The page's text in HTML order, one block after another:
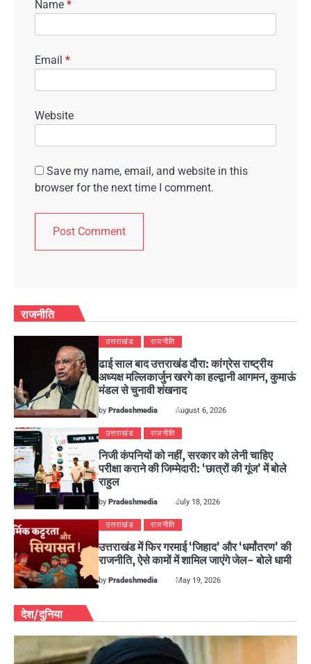
Name *
Email *
Website
Save my name, email, and website in this
browser for the next time I comment.
राजनीति
उत्तराखंड राजनीति
ढाई साल बाद उत्तराखंड दौरा: कांग्रेस राष्ट्रीय
अध्यक्ष मल्लिकार्जुन खरगे का हल्द्वानी आगमन, कुमाऊं
मंडल से चुनावी शंखनाद
byPradeshmedia August 6, 2026
उत्तराखंड राजनीति
निजी कंपनियों को नहीं, सरकार को लेनी चाहिए
परीक्षा कराने की जिम्मेदारी: ‘छात्रों की गूंज’ में बोले
राहुल
byPradeshmedia July 18, 2026
उत्तराखंड राजनीति
उत्तराखंड में फिर गरमाई ‘जिहाद’ और ‘धर्मांतरण’ की
राजनीति, ऐसे कामों में शामिल जाएंगे जेल- बोले धामी
byPradeshmedia May 19, 2026
देश/दुनिया